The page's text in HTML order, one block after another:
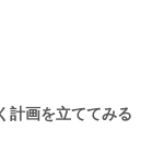
計画を立ててみる